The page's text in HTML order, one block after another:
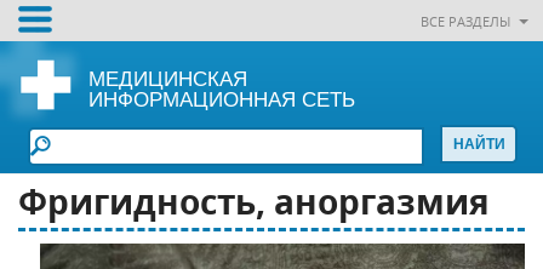
ВСЕ РАЗДЕЛЫ
МЕДИЦИНСКАЯ
ИНФОРМАЦИОННАЯ СЕТЬ
Фригидность, аноргазмия